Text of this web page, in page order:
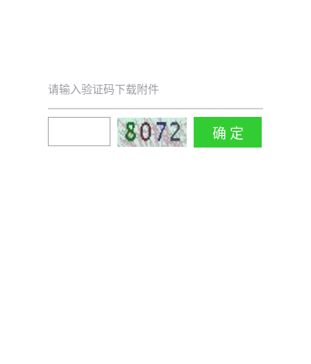
请输入验证码下载附件